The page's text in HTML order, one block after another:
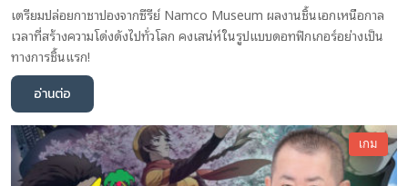
เตรียมปล่อยกาชาปองจากซีรีย์ Namco Museum ผลงานชิ้นเอกเหนือกาล
เวลาที่สร้างความโด่งดังไปทั่วโลก คงเสน่ห์ในรูปแบบดอทฟิกเกอร์อย่างเป็น
ทางการชิ้นแรก!
อ่านต่อ
เกม